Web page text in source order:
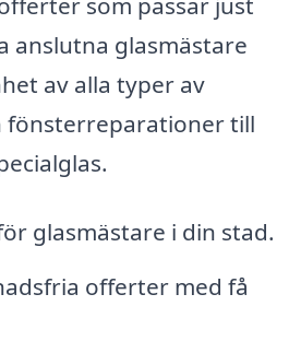
anslutna glasmästare
av alla typer av
fönsterreparationer till
glasmästare i din stad.
offerter med få